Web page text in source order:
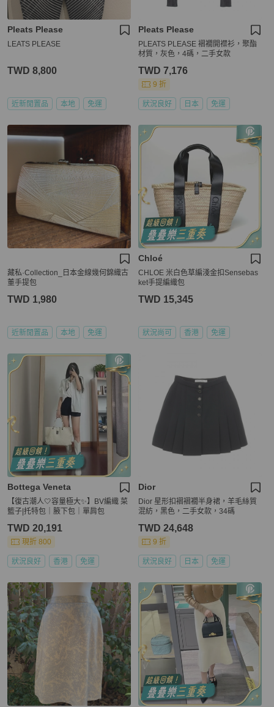
Pleats Please
LEATS PLEASE
TWD 8,800
近新閒置品 本地 免運
Pleats Please
PLEATS PLEASE 褶襉開襟衫，聚酯
材質，灰色，4碼，二手女款
TWD 7,176
9 折
狀況良好 日本 免運
藏私·Collection_日本金線幾何錦織古
董手提包
TWD 1,980
近新閒置品 本地 免運
Chloé
CHLOE 米白色草編淺金扣Sensebas
ket手提編織包
TWD 15,345
狀況尚可 香港 免運
Bottega Veneta
【復古潮人🤍容量極大✨】BV編織 菜
籃子|托特包｜腋下包｜單肩包
TWD 20,191
現折 800
狀況良好 香港 免運
Dior
Dior 星形扣褶褶襉半身裙，羊毛絲質
混紡，黑色，二手女款，34碼
TWD 24,648
9 折
狀況良好 日本 免運